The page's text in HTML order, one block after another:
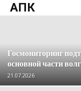
АПК
Госмониторинг
основной части
21.07.2026